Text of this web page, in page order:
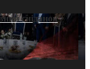
сніданок